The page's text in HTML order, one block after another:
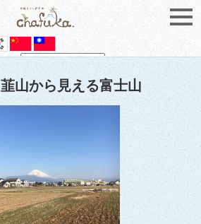
Powered by Translate
韮山から見える富士山